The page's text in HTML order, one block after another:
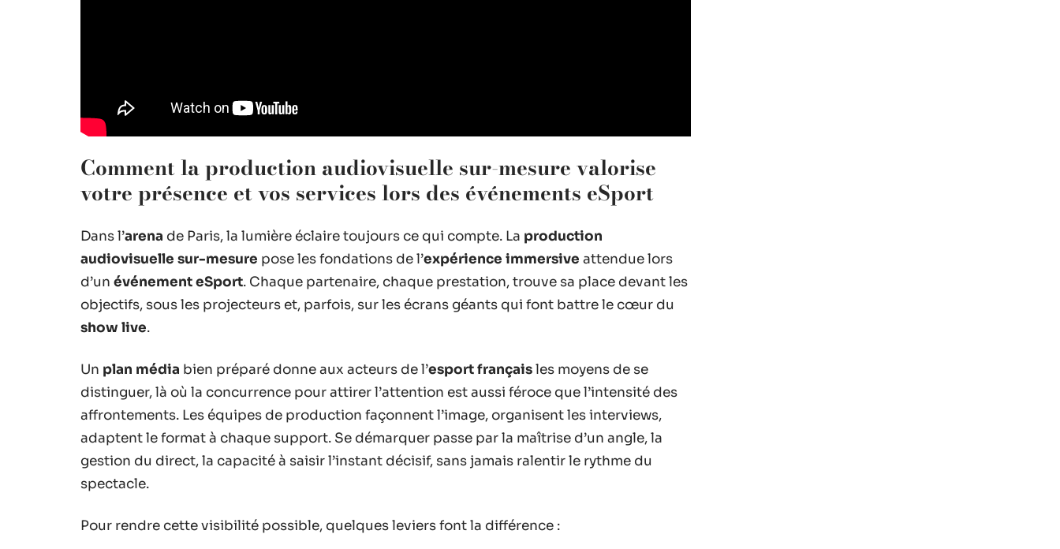
Comment la production audiovisuelle sur-mesure valorise
votre présence et vos services lors des événements eSport
Dans l’arena de Paris, la lumière éclaire toujours ce qui compte. La production
audiovisuelle sur-mesure pose les fondations de l’expérience immersive attendue lors
d’un événement eSport. Chaque partenaire, chaque prestation, trouve sa place devant les
objectifs, sous les projecteurs et, parfois, sur les écrans géants qui font battre le cœur du
show live.
Un plan média bien préparé donne aux acteurs de l’esport françaisles moyens de se
distinguer, là où la concurrence pour attirer l’attention est aussi féroce que l’intensité des
affrontements. Les équipes de production façonnent l’image, organisent les interviews,
adaptent le format à chaque support. Se démarquer passe par la maîtrise d’un angle, la
gestion du direct, la capacité à saisir l’instant décisif, sans jamais ralentir le rythme du
spectacle.
Pour rendre cette visibilité possible, quelques leviers font la différence :